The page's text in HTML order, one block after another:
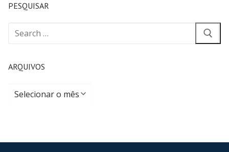
PESQUISAR
ARQUIVOS